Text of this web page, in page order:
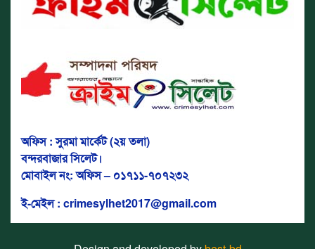
অফিস : সুরমা মার্কেট (২য় তলা)
বন্দরবাজার সিলেট।
মোবাইল নং: অফিস – ০১৭১১-৭০৭২৩২
ই-মেইল : crimesylhet2017@gmail.com